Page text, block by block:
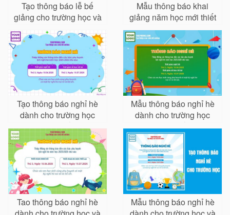
Tạo thông báo lễ bế
giảng cho trường học và
cơ sở giáo dục
Mẫu thông báo khai
giảng năm học mới thiết
kế đẹp và chuyên
nghiệp
Tạo thông báo nghỉ hè
dành cho trường học
trực tuyến
Mẫu thông báo nghỉ hè
dành cho trường học
trực tuyến
Tao thông báo nghỉ hè
Mẫu thông báo nghỉ hè